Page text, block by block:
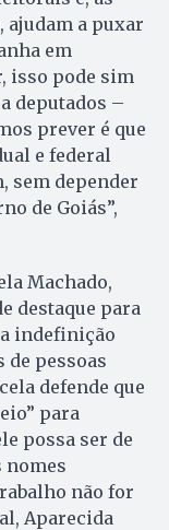
a puxar
em
isso pode sim
deputados –
prever é que
e federal
sem depender
de Goiás”,
Machado,
destaque para
indefinição
pessoas
defende que
para
possa ser de
nomes
não for
Aparecida